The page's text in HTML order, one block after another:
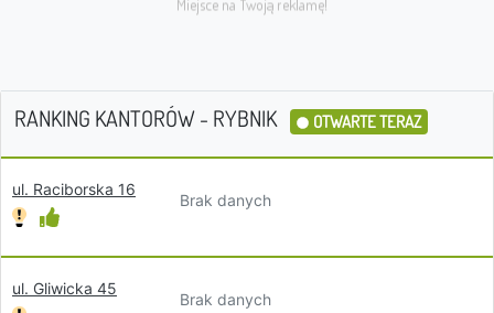
RANKING KANTORÓW - RYBNIK OTWARTE TERAZ
ul. Raciborska 16
Brak danych
ul. Gliwicka 45
Brak danych